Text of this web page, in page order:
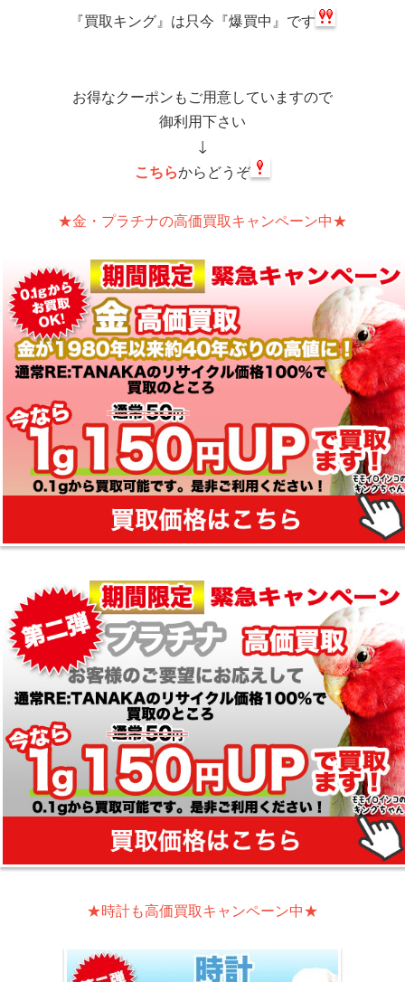
『買取キング』は 只今『爆買中』です
お得なクーポンもご用意していますので
御利用下さい
↓
こちらからどうぞ
★金・プラチナの高価買取キャンペーン中★
★時計も高価買取キャンペーン中★